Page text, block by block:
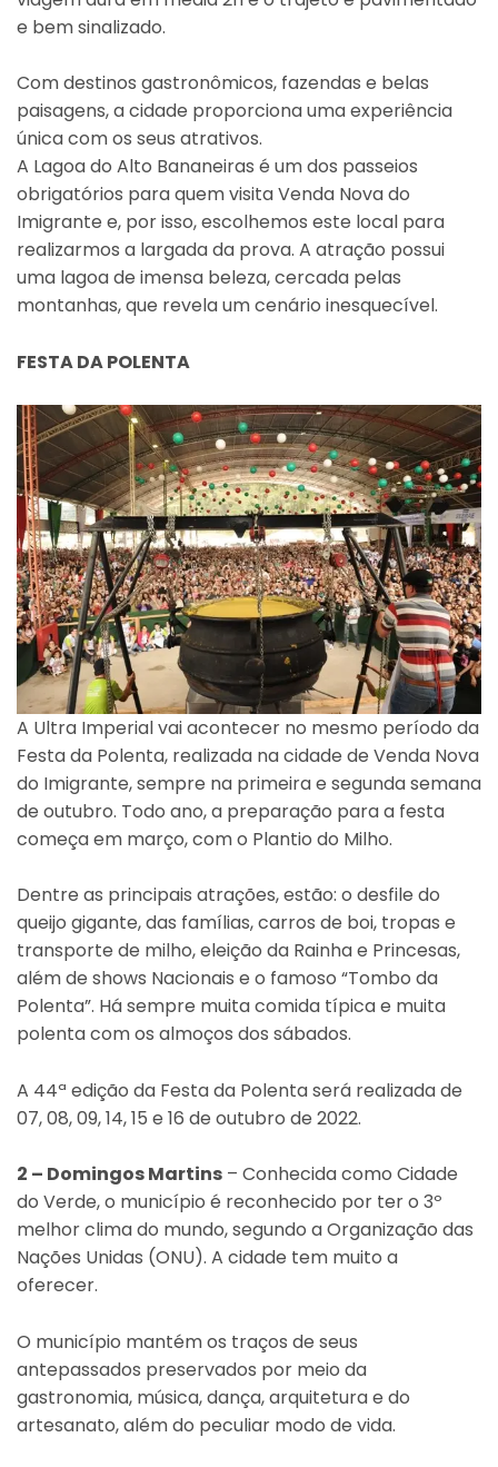
e bem sinalizado.
Com destinos gastronômicos, fazendas e belas
paisagens, a cidade proporciona uma experiência
única com os seus atrativos.
A Lagoa do Alto Bananeiras é um dos passeios
obrigatórios para quem visita Venda Nova do
Imigrante e, por isso, escolhemos este local para
realizarmos a largada da prova. A atração possui
uma lagoa de imensa beleza, cercada pelas
montanhas, que revela um cenário inesquecível.
FESTA DA POLENTA
A Ultra Imperial vai acontecer no mesmo período da
Festa da Polenta, realizada na cidade de Venda Nova
do Imigrante, sempre na primeira e segunda semana
de outubro. Todo ano, a preparação para a festa
começa em março, com o Plantio do Milho.
Dentre as principais atrações, estão: o desfile do
queijo gigante, das famílias, carros de boi, tropas e
transporte de milho, eleição da Rainha e Princesas,
além de shows Nacionais e o famoso “Tombo da
Polenta”. Há sempre muita comida típica e muita
polenta com os almoços dos sábados.
A 44ª edição da Festa da Polenta será realizada de
07, 08, 09, 14, 15 e 16 de outubro de 2022.
2 – Domingos Martins – Conhecida como Cidade
do Verde, o município é reconhecido por ter o 3º
melhor clima do mundo, segundo a Organização das
Nações Unidas (ONU). A cidade tem muito a
oferecer.
O município mantém os traços de seus
antepassados preservados por meio da
gastronomia, música, dança, arquitetura e do
artesanato, além do peculiar modo de vida.